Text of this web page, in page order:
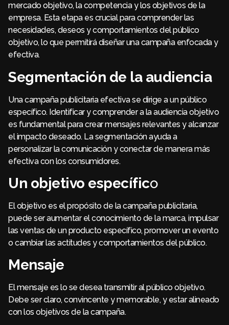
mercado objetivo, la competencia y los objetivos de la
empresa. Esta etapa es crucial para comprender las
necesidades, deseos y comportamientos del público
objetivo, lo que permitirá diseñar una campaña enfocada y
efectiva.
Segmentación de la audiencia
Una campaña publicitaria efectiva se dirige a un público
específico. Identificar y comprender a la audiencia objetivo
es fundamental para crear mensajes relevantes y alcanzar
el impacto deseado. La segmentación ayuda a
personalizar la comunicación y conectar de manera más
efectiva con los consumidores.
Un objetivo específico
El objetivo es el propósito de la campaña publicitaria,
puede ser aumentar el conocimiento de la marca, impulsar
las ventas de un producto específico, promover un evento
o cambiar las actitudes y comportamientos del público.
Mensaje
El mensaje es lo se desea transmitir al público objetivo.
Debe ser claro, convincente y memorable, y estar alineado
con los objetivos de la campaña.